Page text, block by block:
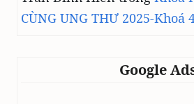
CÙNG UNG THƯ 2025-Khoá
Google